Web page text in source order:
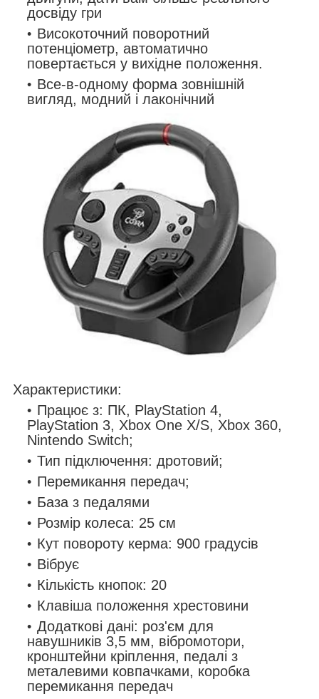
досвіду гри
Високоточний поворотний
потенціометр, автоматично
повертається у вихідне положення.
Все-в-одному форма зовнішній
вигляд, модний і лаконічний
Характеристики:
Працює з: ПК, PlayStation 4,
PlayStation 3, Xbox One X/S, Xbox 360,
Nintendo Switch;
Тип підключення: дротовий;
Перемикання передач;
База з педалями
Розмір колеса: 25 см
Кут повороту керма: 900 градусів
Вібрує
Кількість кнопок: 20
Клавіша положення хрестовини
Додаткові дані: роз'єм для
навушників 3,5 мм, вібромотори,
кронштейни кріплення, педалі з
металевими ковпачками, коробка
перемикання передач